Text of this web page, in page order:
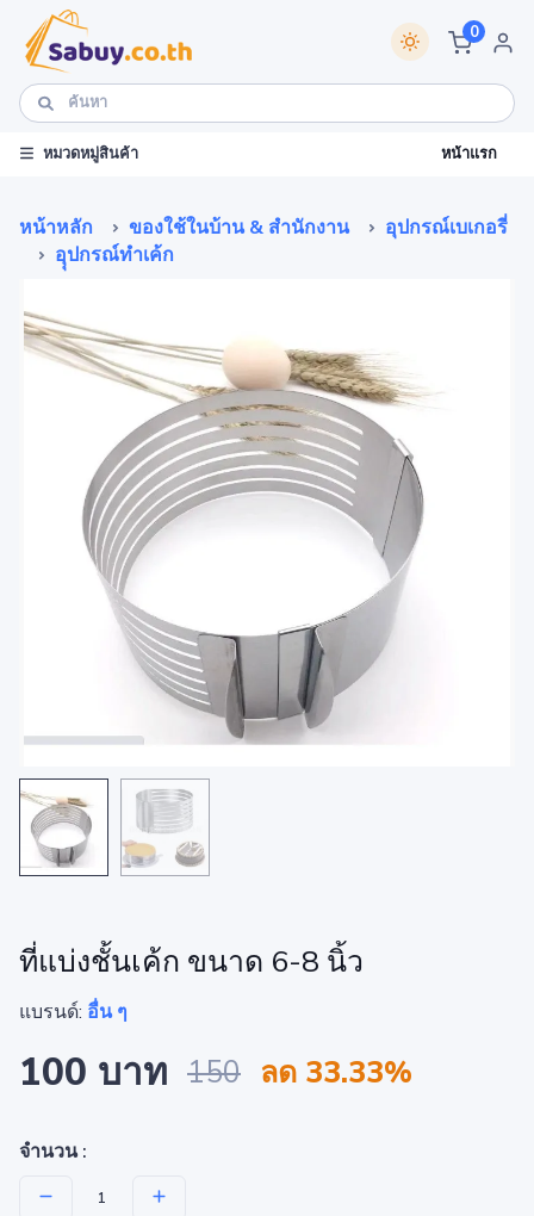
0
หมวดหมู่สินค้า หน้าแรก
หน้าหลัก ของใช้ในบ้าน & สำนักงาน
อุปกรณ์เบเกอรี่
อุุปกรณ์ทำเค้ก
ที่แบ่งชั้นเค้ก ขนาด 6-8 นิ้ว
แบรนด์: อื่น ๆ
100 บาท 150 ลด 33.33%
จำนวน :